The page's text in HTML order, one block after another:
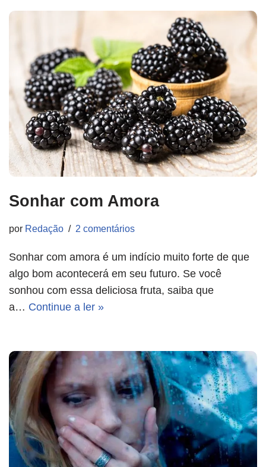
Sonhar com Amora
por Redação 2 comentários
Sonhar com amora é um indício muito forte de que
algo bom acontecerá em seu futuro. Se você
sonhou com essa deliciosa fruta, saiba que
a… Continue a ler »